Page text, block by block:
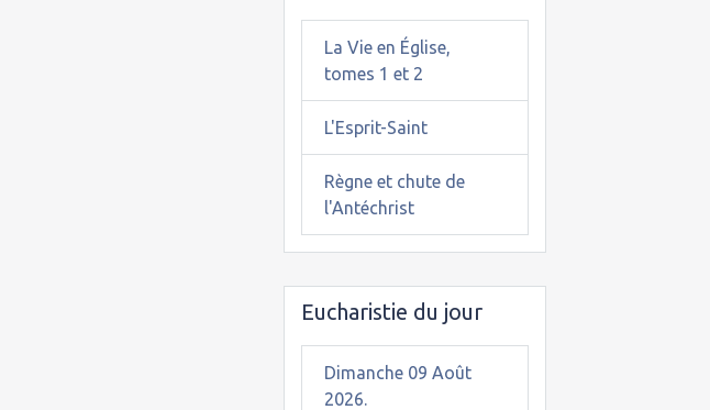
La Vie en Église,
tomes 1 et 2
L'Esprit-Saint
Règne et chute de
l'Antéchrist
Eucharistie du jour
Dimanche 09 Août
2026.